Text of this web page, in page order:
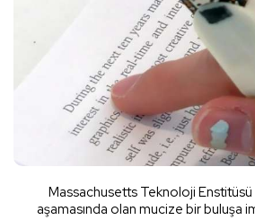
Massachusetts Teknoloji
aşamasında olan mucize bir buluşa